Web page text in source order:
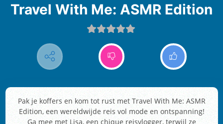
Travel With Me: ASMR Edition
Pak je koffers en kom tot rust met Travel With Me: ASMR
Edition, een wereldwijde reis vol mode en ontspanning!
Ga mee met Lisa, een chique reisvlogger, terwijl ze